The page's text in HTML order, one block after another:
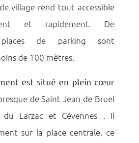
village rend tout accessible
et rapidement. De
places de parking sont
de 100 mètres.
est situé en plein cœur
de Saint Jean de Bruel
du Larzac et Cévennes . Il
sur la place centrale, ce